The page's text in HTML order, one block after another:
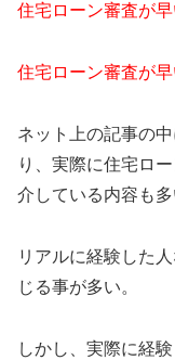
住宅ローン審査が
住宅ローン審査が
ネット上の記事の
り、実際に住宅ロ
介している内容も多
リアルに経験した
じる事が多い。
しかし、実際に経